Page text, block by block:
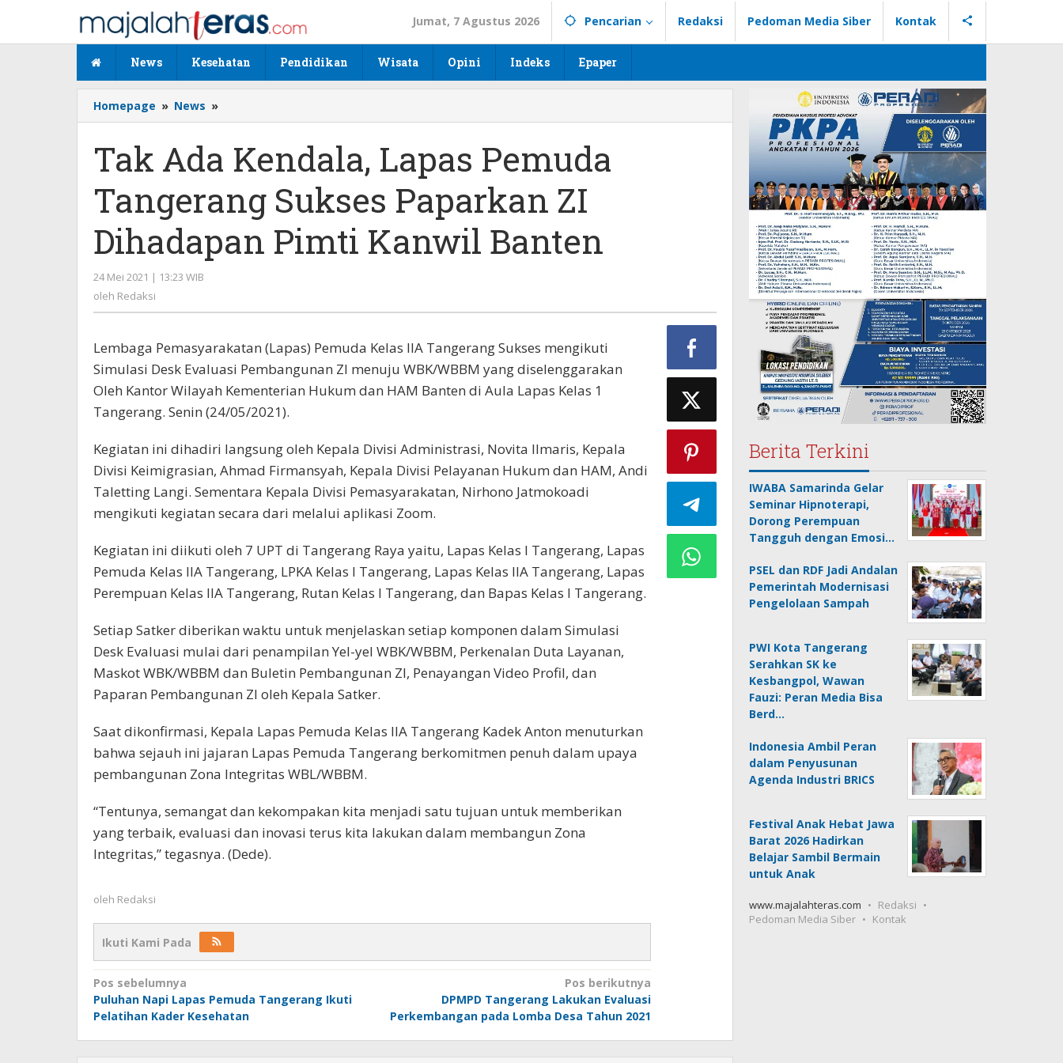
konten
Jumat, 7 Agustus 2026 Pencarian Redaksi Pedoman Media Siber Kontak
News Kesehatan Pendidikan Wisata Opini Indeks Epaper
Homepage » News »
Ada
Lapas
Pemuda
Tangerang
Sukses
Paparkan
ZI
Dihadapan
Tak Ada Kendala, Lapas Pemuda
Tangerang Sukses Paparkan ZI
Dihadapan Pimti Kanwil Banten
24 Mei 2021 | 13:23 WIB
oleh Redaksi
Lembaga Pemasyarakatan (Lapas) Pemuda Kelas IIA Tangerang Sukses mengikuti
Simulasi Desk Evaluasi Pembangunan ZI menuju WBK/WBBM yang diselenggarakan
Oleh Kantor Wilayah Kementerian Hukum dan HAM Banten di Aula Lapas Kelas 1
Tangerang. Senin (24/05/2021).
Kegiatan ini dihadiri langsung oleh Kepala Divisi Administrasi, Novita Ilmaris, Kepala
Divisi Keimigrasian, Ahmad Firmansyah, Kepala Divisi Pelayanan Hukum dan HAM, Andi
Taletting Langi. Sementara Kepala Divisi Pemasyarakatan, Nirhono Jatmokoadi
mengikuti kegiatan secara dari melalui aplikasi Zoom.
Kegiatan ini diikuti oleh 7 UPT di Tangerang Raya yaitu, Lapas Kelas I Tangerang, Lapas
Pemuda Kelas IIA Tangerang, LPKA Kelas I Tangerang, Lapas Kelas IIA Tangerang, Lapas
Perempuan Kelas IIA Tangerang, Rutan Kelas I Tangerang, dan Bapas Kelas I Tangerang.
Setiap Satker diberikan waktu untuk menjelaskan setiap komponen dalam Simulasi
Desk Evaluasi mulai dari penampilan Yel-yel WBK/WBBM, Perkenalan Duta Layanan,
Maskot WBK/WBBM dan Buletin Pembangunan ZI, Penayangan Video Profil, dan
Paparan Pembangunan ZI oleh Kepala Satker.
Saat dikonfirmasi, Kepala Lapas Pemuda Kelas IIA Tangerang Kadek Anton menuturkan
bahwa sejauh ini jajaran Lapas Pemuda Tangerang berkomitmen penuh dalam upaya
pembangunan Zona Integritas WBL/WBBM.
“Tentunya, semangat dan kekompakan kita menjadi satu tujuan untuk memberikan
yang terbaik, evaluasi dan inovasi terus kita lakukan dalam membangun Zona
Integritas,” tegasnya. (Dede).
oleh Redaksi
Ikuti Kami Pada
Navigasi
pos
Pos sebelumnya
Puluhan Napi Lapas Pemuda Tangerang Ikuti
Pelatihan Kader Kesehatan
Pos berikutnya
DPMPD Tangerang Lakukan Evaluasi
Perkembangan pada Lomba Desa Tahun 2021
Berita Terkini
IWABA Samarinda Gelar
Seminar Hipnoterapi,
Dorong Perempuan
Tangguh dengan Emosi…
PSEL dan RDF Jadi Andalan
Pemerintah Modernisasi
Pengelolaan Sampah
PWI Kota Tangerang
Serahkan SK ke
Kesbangpol, Wawan
Fauzi: Peran Media Bisa
Berd…
Indonesia Ambil Peran
dalam Penyusunan
Agenda Industri BRICS
Festival Anak Hebat Jawa
Barat 2026 Hadirkan
Belajar Sambil Bermain
untuk Anak
www.majalahteras.com
Redaksi
Pedoman Media Siber
Kontak